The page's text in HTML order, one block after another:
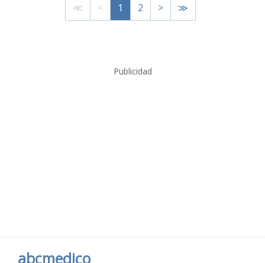
≪ < 1 2 > ≫
Publicidad
abcmedico